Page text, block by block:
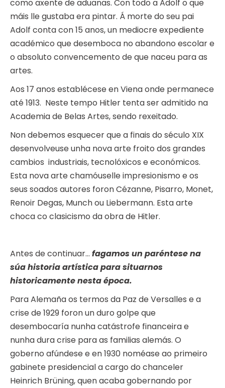
como axente de aduanas. Con todo a Adolf o que
máis lle gustaba era pintar. Á morte do seu pai
Adolf conta con 15 anos, un mediocre expediente
académico que desemboca no abandono escolar e
o absoluto convencemento de que naceu para as
artes.
Aos 17 anos establécese en Viena onde permanece
até 1913. Neste tempo Hitler tenta ser admitido na
Academia de Belas Artes, sendo rexeitado.
Non debemos esquecer que a finais do século XIX
desenvolveuse unha nova arte froito dos grandes
cambios industriais, tecnolóxicos e económicos.
Esta nova arte chamóuselle impresionismo e os
seus soados autores foron Cézanne, Pisarro, Monet,
Renoir Degas, Munch ou Liebermann. Esta arte
choca co clasicismo da obra de Hitler.
Antes de continuar… fagamos un paréntese na
súa historia artística para situarnos
historicamente nesta época.
Para Alemaña os termos da Paz de Versalles e a
crise de 1929 foron un duro golpe que
desembocaría nunha catástrofe financeira e
nunha dura crise para as familias alemás. O
goberno afúndese e en 1930 noméase ao primeiro
gabinete presidencial a cargo do chanceler
Heinrich Brüning, quen acaba gobernando por